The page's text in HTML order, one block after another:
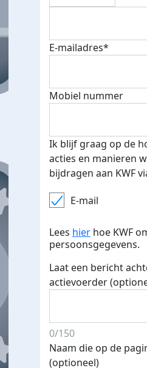
E-
€500 euro
E-mailadres*
Mobiel nummer
Ik blijf graag op de
acties en manieren
bijdragen aan KWF
E-mail
Lees hier hoe KWF
persoonsgegevens.
Laat een bericht
actievoerder
0/150
Naam die op de
(optioneel)